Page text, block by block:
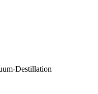
Destillation